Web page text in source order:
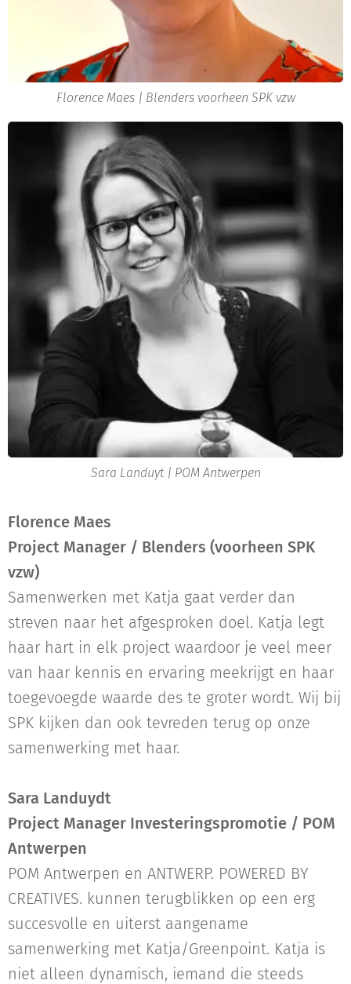
Florence Maes | Blenders voorheen SPK vzw
Sara Landuyt | POM Antwerpen
Florence Maes
Project Manager / Blenders (voorheen SPK
vzw)
Samenwerken met Katja gaat verder dan
streven naar het afgesproken doel. Katja legt
haar hart in elk project waardoor je veel meer
van haar kennis en ervaring meekrijgt en haar
toegevoegde waarde des te groter wordt. Wij bij
SPK kijken dan ook tevreden terug op onze
samenwerking met haar.
Sara Landuydt
Project Manager Investeringspromotie / POM
Antwerpen
POM Antwerpen en ANTWERP. POWERED BY
CREATIVES. kunnen terugblikken op een erg
succesvolle en uiterst aangename
samenwerking met Katja/Greenpoint. Katja is
niet alleen dynamisch, iemand die steeds